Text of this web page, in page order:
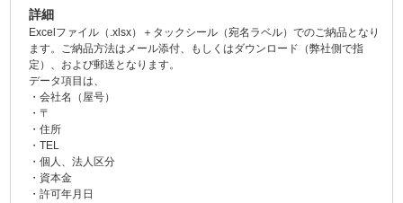
詳細
Excelファイル（.xlsx）＋タックシール（宛名ラベル）でのご納品となり
ます。ご納品方法はメール添付、もしくはダウンロード（弊社側で指
定）、および郵送となります。
データ項目は、
・会社名（屋号）
・〒
・住所
・TEL
・個人、法人区分
・資本金
・許可年月日